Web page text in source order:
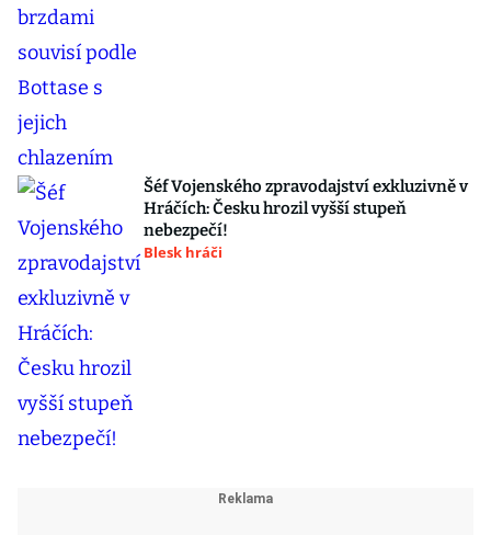
Šéf Vojenského zpravodajství exkluzivně v
Hráčích: Česku hrozil vyšší stupeň
nebezpečí!
Blesk hráči